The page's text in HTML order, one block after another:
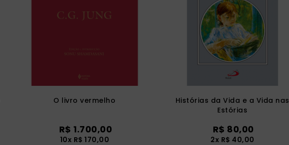
O livro vermelho
R$ 1.700,00
10x R$ 170,00
Histórias da Vida e a Vida nas
Estórias
R$ 80,00
2x R$ 40,00